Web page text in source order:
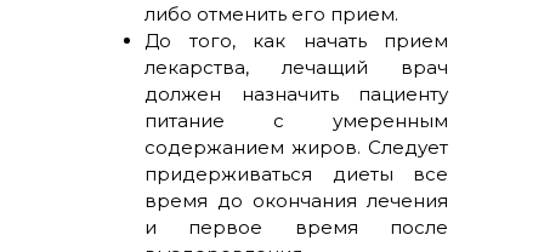
либо отменить его прием.
До того, как начать прием
лекарства, лечащий врач
должен назначить пациенту
питание с умеренным
содержанием жиров. Следует
придерживаться диеты все
время до окончания лечения
и первое время после